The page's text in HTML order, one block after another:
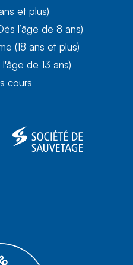
et plus)
l’âge de 8 ans)
(18 ans et plus)
de 13 ans)
cours